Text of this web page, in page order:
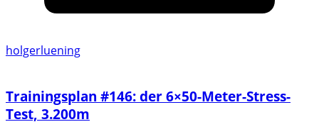
holgerluening
Trainingsplan #146: der 6×50-Meter-Stress-
Test, 3.200m